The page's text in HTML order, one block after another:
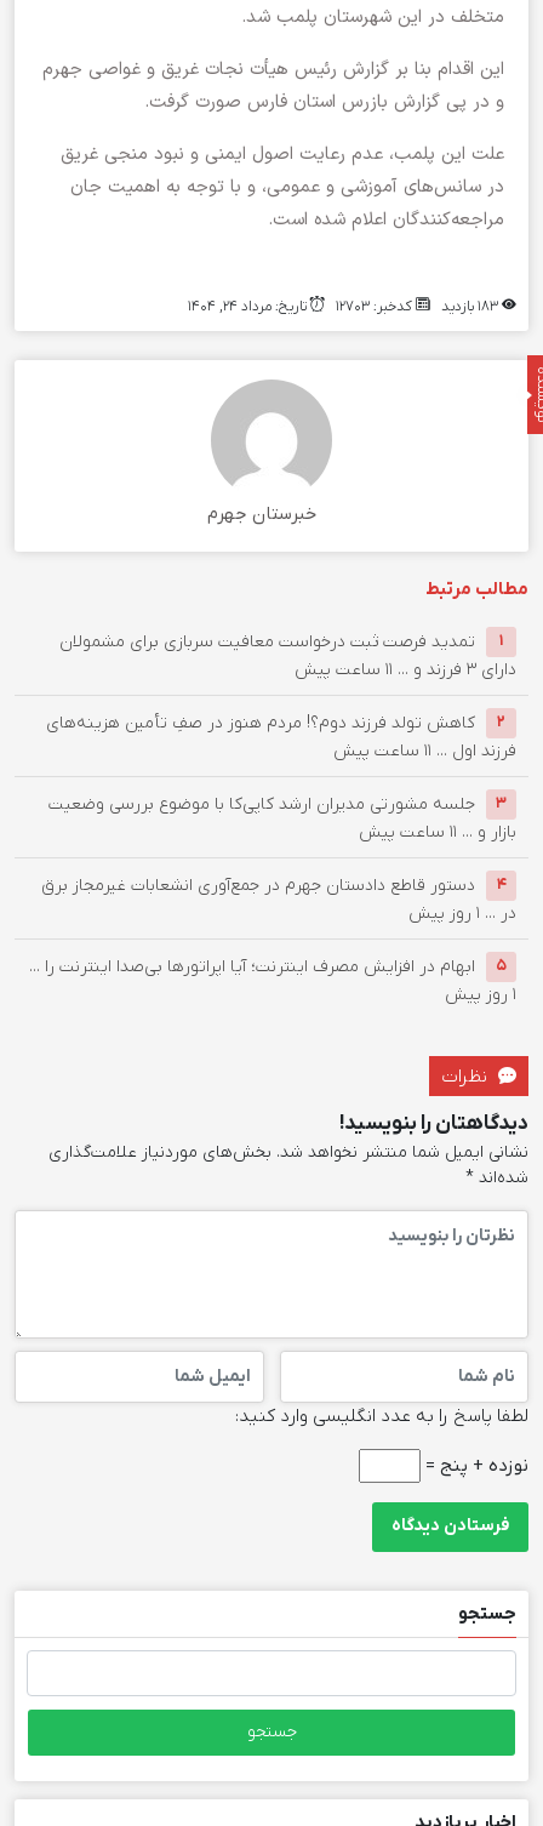
متخلف در این شهرستان پلمب شد.
این اقدام بنا بر گزارش رئیس هیأت نجات غریق و غواصی جهرم
و در پی گزارش بازرس استان فارس صورت گرفت.
علت این پلمب، عدم رعایت اصول ایمنی و نبود منجی غریق
در سانس‌های آموزشی و عمومی، و با توجه به اهمیت جان
مراجعه‌کنندگان اعلام شده است.
کدخبر: 12703 تاریخ: مرداد 24, 1404
خبرستان جهرم
مطالب مرتبط
1
تمدید فرصت ثبت درخواست معافیت سربازی برای مشمولان
دارای ۳ فرزند و ...
11 ساعت پیش
2
کاهش تولد فرزند دوم؟! مردم هنوز در صفِ تأمین هزینه‌های
فرزند اول ... 11 ساعت پیش
3
جلسه مشورتی مدیران ارشد کا‌پی‌کا با موضوع بررسی وضعیت
بازار و ... 11 ساعت پیش
4
دستور قاطع دادستان جهرم در جمع‌آوری انشعابات غیرمجاز برق
در ... 1 روز پیش
5
ابهام در افزایش مصرف اینترنت؛ آیا اپراتورها بی‌صدا اینترنت را ...
1 روز پیش
نظرات
دیدگاهتان را بنویسید!
نشانی ایمیل شما منتشر نخواهد شد. بخش‌های موردنیاز علامت‌گذاری
شده‌اند *
لطفا پاسخ را به عدد انگلیسی وارد کنید:
نوزده + پنج =
جستجو
جستجو